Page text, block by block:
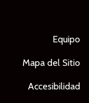
Equipo
Mapa del Sitio
Accesibilidad